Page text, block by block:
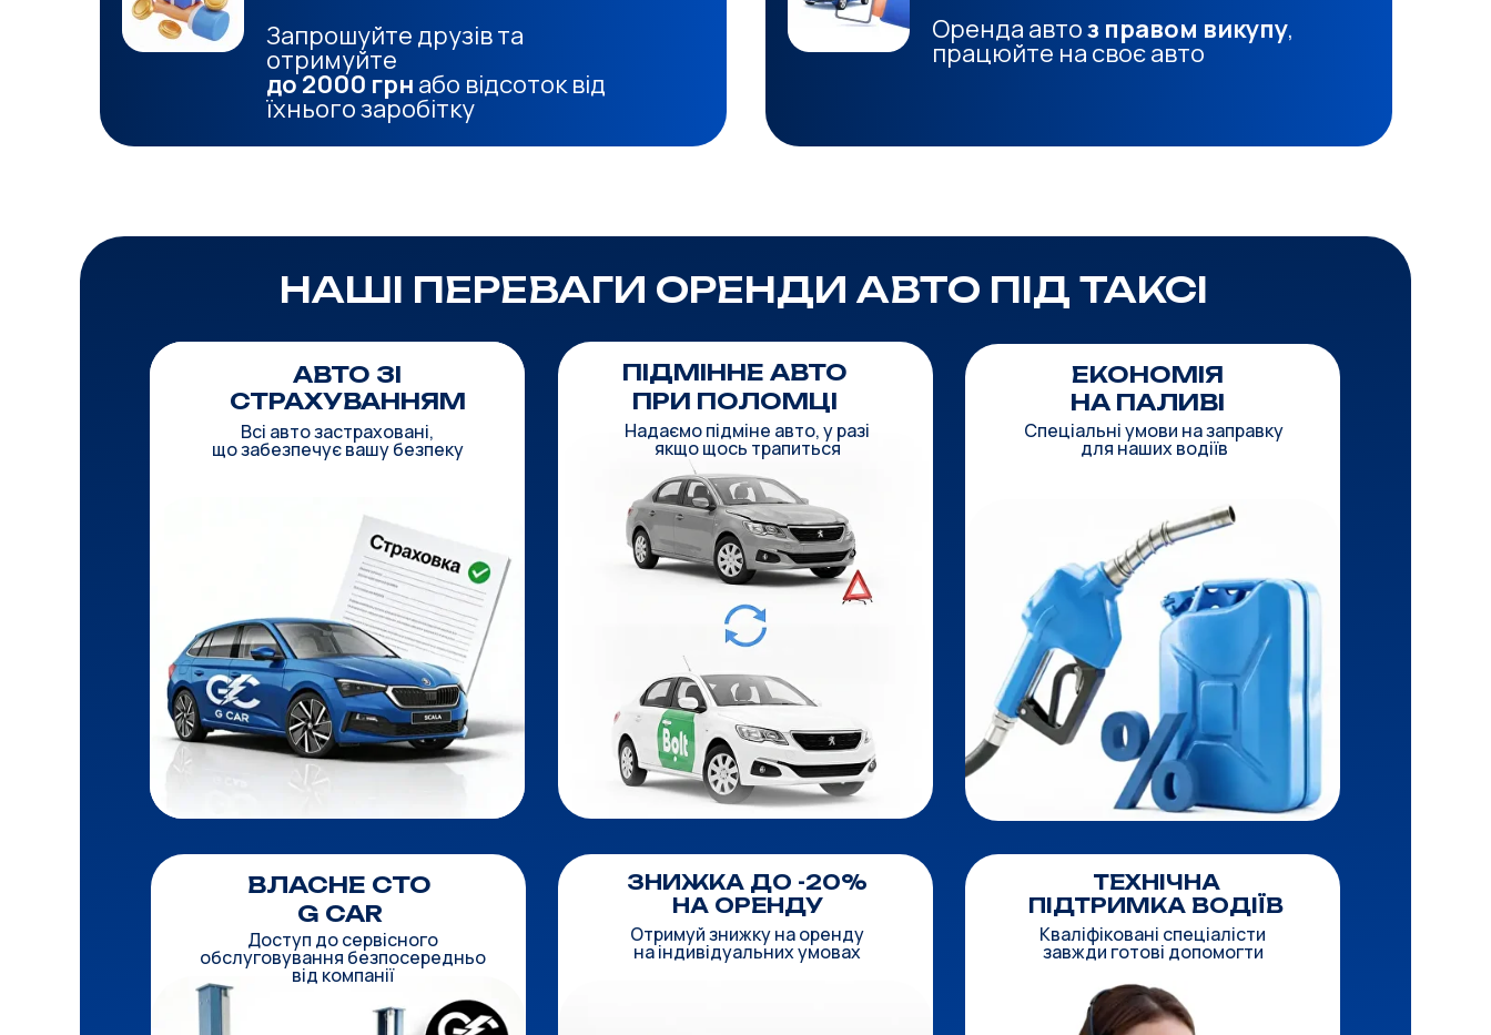
Оренда автоз правом викупу,
працюйте на своє авто
Запрошуйте друзів та
отримуйте
до 2000 грн або відсоток від
їхнього заробітку
Всі авто застраховані,
що забезпечує вашу безпеку
АВТО ЗІ
СТРАХУВАННЯМ
Надаємо підміне авто, у разі
якщо щось трапиться
ПІДМІННЕ АВТО
ПРИ ПОЛОМЦІ
Спеціальні умови на заправку
для наших водіїв
ЕКОНОМІЯ
НА ПАЛИВІ
Доступ до сервісного
обслуговування безпосередньо
від компанії
ВЛАСНЕ СТО
G CAR
Отримуй знижку на оренду
на індивідуальних умовах
ЗНИЖКА ДО -20%
НА ОРЕНДУ
Кваліфіковані спеціалісти
завжди готові допомогти
ТЕХНІЧНА
ПІДТРИМКА ВОДІЇВ
НАШІ ПЕРЕВАГИ ОРЕНДИ АВТО ПІД ТАКСІ